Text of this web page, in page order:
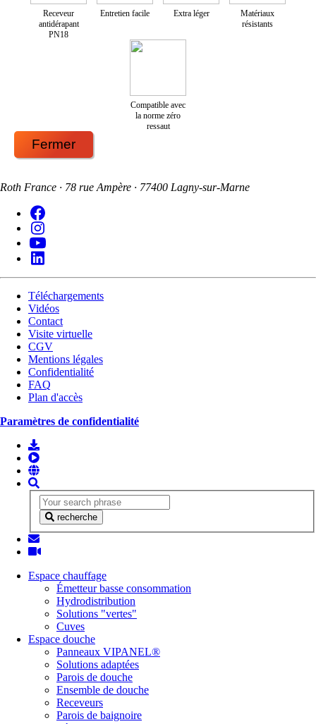
Receveur
antidérapant
PN18
Entretien facile Extra léger
Matériaux
résistants
Compatible avec
la norme zéro
ressaut
Fermer
Roth France · 78 rue Ampère · 77400 Lagny-sur-Marne
Téléchargements
Vidéos
Contact
Visite virtuelle
CGV
Mentions légales
Confidentialité
FAQ
Plan d'accès
Paramètres de confidentialité
recherche
Espace chauffage
Émetteur basse consommation
Hydrodistribution
Solutions "vertes"
Cuves
Espace douche
Panneaux VIPANEL®
Solutions adaptées
Parois de douche
Ensemble de douche
Receveurs
Parois de baignoire